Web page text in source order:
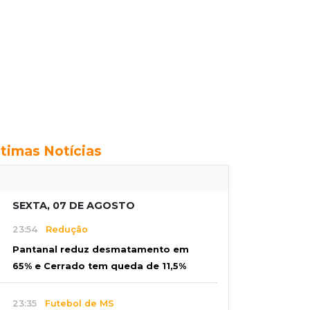
Notícias
SEXTA, 07 DE AGOSTO
23:54 Redução
Pantanal reduz desmatamento em
65% e Cerrado tem queda de 11,5%
23:35 Futebol de MS